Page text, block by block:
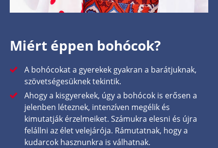
Miért éppen bohócok?
A bohócokat a gyerekek gyakran a barátjuknak,
szövetségesüknek tekintik.
Ahogy a kisgyerekek, úgy a bohócok is erősen a
jelenben léteznek, intenzíven megélik és
kimutatják érzelmeiket. Számukra elesni és újra
felállni az élet velejárója. Rámutatnak, hogy a
kudarcok hasznunkra is válhatnak.